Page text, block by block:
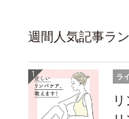
週間人気記事ラ
ラ